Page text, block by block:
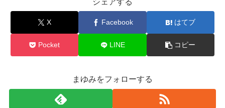
X Facebook はてブ
Pocket LINE コピー
まゆみをフォローする